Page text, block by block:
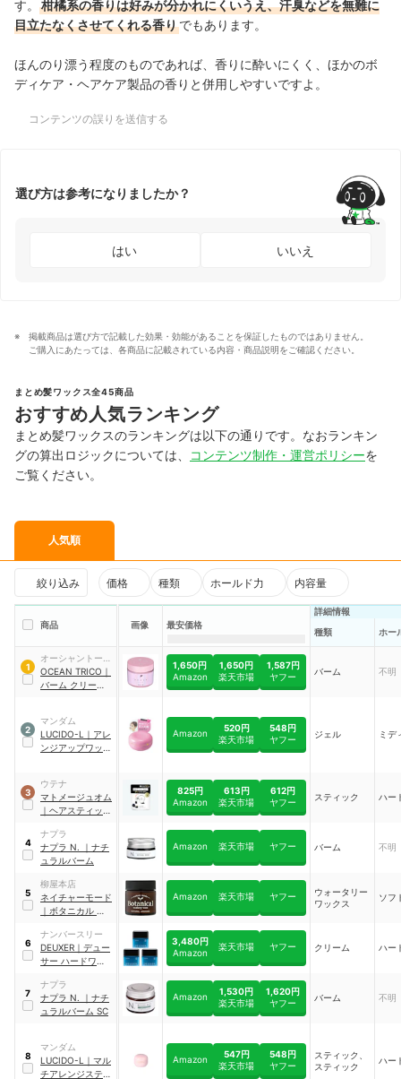
す。
柑橘系の香りは好みが分かれにくいうえ、汗臭などを無難に
目立たなくさせてくれる香りでもあります。
ほんのり漂う程度のものであれば、香りに酔いにくく、ほかのボ
ディケア・ヘアケア製品の香りと併用しやすいですよ。
コンテンツの誤りを送信する
選び方は参考になりましたか？
はい いいえ
掲載商品は選び方で記載した効果・効能があることを保証したものではありません。
ご購入にあたっては、各商品に記載されている内容・商品説明をご確認ください。
まとめ髪ワックス全45商品
おすすめ人気ランキング
まとめ髪ワックスのランキングは以下の通りです。なおランキン
グの算出ロジックについては、
コンテンツ制作・運営ポリシーを
ご覧ください。
人気順
絞り込み 価格 種類 ホールド力 内容量
商品 画像 最安価格
詳細情報
種類
ホー
1
オーシャントーキ
ョーグループ
OCEAN TRICO ｜
バーム クリーンオ
1,650円
Amazon
1,650円
楽天市場
1,587円
ヤフー
バーム 不明
2
マンダム
LUCIDO-L
｜ アレ
ンジアップワック
Amazon
520円
楽天市場
548円
ヤフー
ジェル ミデ
3
ウテナ
マトメージュオム
｜ ヘアスティック
825円
Amazon
613円
楽天市場
612円
ヤフー
スティック ハー
4
ナプラ
ナプラ N. ｜ ナチ
ュラルバーム
Amazon 楽天市場 ヤフー バーム 不明
5
柳屋本店
ネイチャーモード
｜ ボタニカル ウォ
Amazon 楽天市場 ヤフー
ウォータリー
ワックス
ソフ
6
ナンバースリー
DEUXER ｜ デュー
サー ハードワック
3,480円
Amazon
楽天市場 ヤフー クリーム ハー
7
ナプラ
ナプラ N. ｜ ナチ
ュラルバーム SC
Amazon
1,530円
楽天市場
1,620円
ヤフー
バーム 不明
8
マンダム
LUCIDO-L
｜ マル
チアレンジスティ
Amazon
547円
楽天市場
548円
ヤフー
スティック、
スティック
ハー